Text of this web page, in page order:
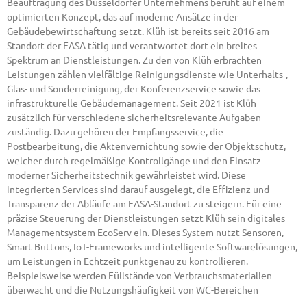
optimierten Konzept, das auf moderne Ansätze in der
Gebäudebewirtschaftung setzt. Klüh ist bereits seit 2016 am
Standort der EASA tätig und verantwortet dort ein breites
Spektrum an Dienstleistungen. Zu den von Klüh erbrachten
Leistungen zählen vielfältige Reinigungsdienste wie Unterhalts-,
Glas- und Sonderreinigung, der Konferenzservice sowie das
infrastrukturelle Gebäudemanagement. Seit 2021 ist Klüh
zusätzlich für verschiedene sicherheitsrelevante Aufgaben
zuständig. Dazu gehören der Empfangsservice, die
Postbearbeitung, die Aktenvernichtung sowie der Objektschutz,
welcher durch regelmäßige Kontrollgänge und den Einsatz
moderner Sicherheitstechnik gewährleistet wird. Diese
integrierten Services sind darauf ausgelegt, die Effizienz und
Transparenz der Abläufe am EASA-Standort zu steigern. Für eine
präzise Steuerung der Dienstleistungen setzt Klüh sein digitales
Managementsystem EcoServ ein. Dieses System nutzt Sensoren,
Smart Buttons, IoT-Frameworks und intelligente Softwarelösungen,
um Leistungen in Echtzeit punktgenau zu kontrollieren.
Beispielsweise werden Füllstände von Verbrauchsmaterialien
überwacht und die Nutzungshäufigkeit von WC-Bereichen